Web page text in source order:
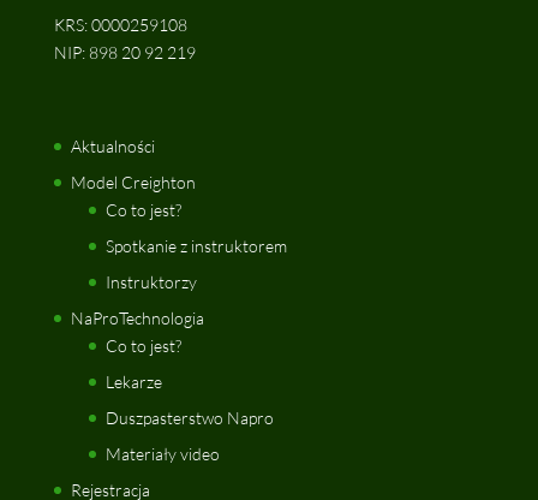
KRS: 0000259108
NIP: 898 20 92 219
Aktualności
Model Creighton
Co to jest?
Spotkanie z instruktorem
Instruktorzy
NaProTechnologia
Co to jest?
Lekarze
Duszpasterstwo Napro
Materiały video
Rejestracja